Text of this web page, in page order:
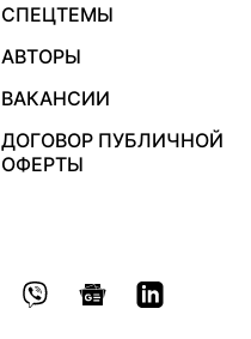
СПЕЦТЕМЫ
АВТОРЫ
ВАКАНСИИ
ДОГОВОР ПУБЛИЧНОЙ
ОФЕРТЫ